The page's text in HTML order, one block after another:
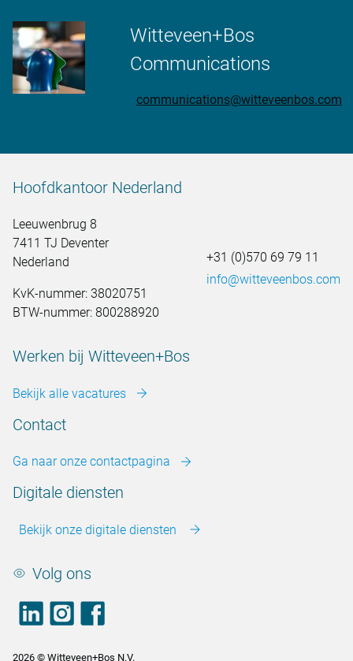
Witteveen+Bos
Communications
communications@witteveenbos.com
Hoofdkantoor Nederland
Leeuwenbrug 8
7411 TJ Deventer
Nederland
KvK-nummer: 38020751
BTW-nummer: 800288920
+31 (0)570 69 79 11
info@witteveenbos.com
Werken bij Witteveen+Bos
Bekijk alle vacatures
Contact
Ga naar onze contactpagina
Digitale diensten
Bekijk onze digitale diensten
Volg ons
LinkedInfooter.instagram
2026 © Witteveen+Bos N.V.